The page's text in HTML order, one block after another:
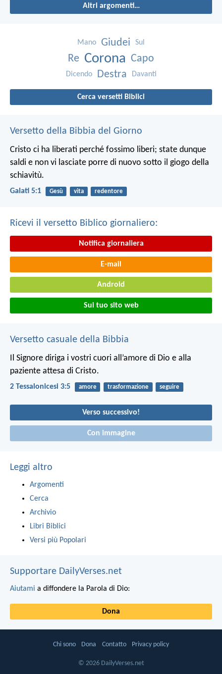
Altri argomenti…
Mano Giudei Sul
Re Corona Capo
Dicendo Destra Davanti
Cerca versetti Biblici
Versetto della Bibbia del Giorno
Cristo ci ha liberati perché fossimo liberi; state dunque
saldi e non vi lasciate porre di nuovo sotto il giogo della
schiavitù.
Galati 5:1 Gesù vita redentore
Ricevi il versetto Biblico giornaliero:
Notifica giornaliera
E-mail
Android
Sul tuo sito web
Versetto casuale della Bibbia
Il Signore diriga i vostri cuori all’amore di Dio e alla
paziente attesa di Cristo.
2 Tessalonicesi 3:5 amore trasformazione seguire
Verso successivo!
Con immagine
Leggi altro
Argomenti
Cerca
Archivio
Libri Biblici
Versi più Popolari
Supportare DailyVerses.net
Aiutami a diffondere la Parola di Dio:
Dona
Chi sono Dona Contatto Privacy policy
© 2026 DailyVerses.net